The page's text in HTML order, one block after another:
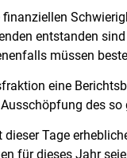
entstanden
müssen
eine
des
Tage
für dieses Jahr